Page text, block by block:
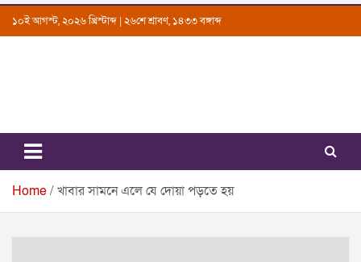
Skip১০ই আগস্ট, ২০২৬ খ্রিস্টাব্দ | ২৬শে শ্রাবণ, ১৪৩৩ বঙ্গাব্দ
Uttarkantho
News Portal
Home খাবার সামনে এলে যে দোয়া পড়তে হয়